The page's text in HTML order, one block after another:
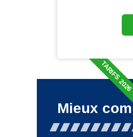
TARIFS 2026
Mieux